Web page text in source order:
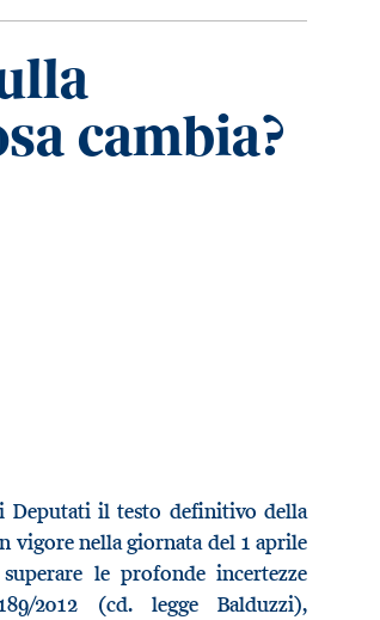
cambia?
Deputati il testo definitivo della
vigore nella giornata del 1 aprile
le profonde incertezze
2012 (cd. legge Balduzzi),